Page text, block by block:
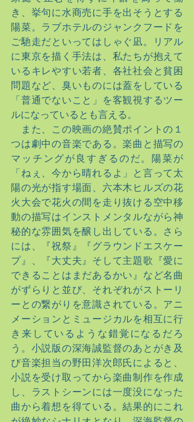
き、挙句に水商売に手を出そうとする
陽菜。ラブホテルのジャンクフードを
ご馳走だといってはしゃぐ凪。リアル
に東京を描く手法は、私たちが抱えて
いるキレやすい若者、各社社会と貧困
問題など、臭いものには蓋をしている
「普通でないこと」を客観視するツー
ルになっているとも言える。
また、この映画の絶賛ポイントの１
つは劇中の音楽である。楽曲と描写の
マッチングが良すぎるのだ。陽菜が
「ねぇ、今から晴れるよ」と言って太
陽の光が指す場面、六本木ヒルズの花
火大会で花火の間を走り抜ける空中移
動の描写はインストメンタルながら神
秘的な雰囲気を醸し出している。さら
には、『祝祭』『グラウンドエスケー
プ』、『大丈夫』そして主題歌『愛に
できることはまだあるかい』など名曲
がずらりと並び、それぞれがストーリ
ーとの繋がりを意識されている。アニ
メーションとミュージカルを相互に行
き来しているような錯覚になるだろ
う。小説版の深海誠監督のあとがき及
び音楽担当の野田洋次郎氏によると、
小説を受け取ってから楽曲制作を作成
し、ラストシーンには一度没になった
曲から着想を得ている。結果的にこれ